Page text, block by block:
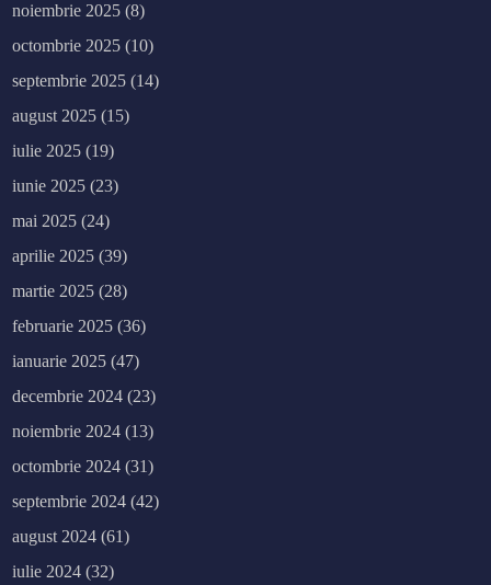
noiembrie 2025 (8)
octombrie 2025 (10)
septembrie 2025 (14)
august 2025 (15)
iulie 2025 (19)
iunie 2025 (23)
mai 2025 (24)
aprilie 2025 (39)
martie 2025 (28)
februarie 2025 (36)
ianuarie 2025 (47)
decembrie 2024 (23)
noiembrie 2024 (13)
octombrie 2024 (31)
septembrie 2024 (42)
august 2024 (61)
iulie 2024 (32)